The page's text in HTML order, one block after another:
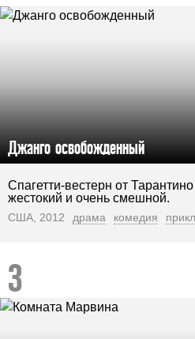
Джанго освобожденный
Спагетти-вестерн от
жестокий и очень смешной.
США, 2012 драма комедия